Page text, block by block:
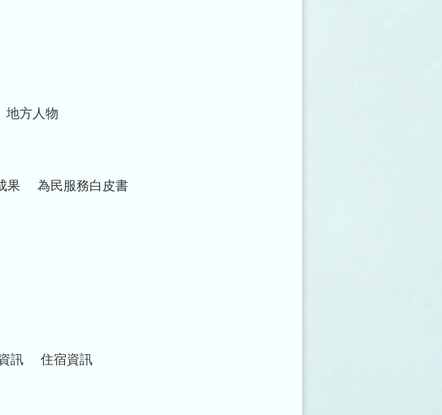
地方人物
果 為民服務白皮書
訊 住宿資訊